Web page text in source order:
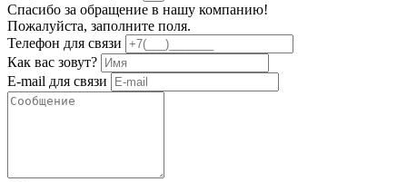
Спасибо за обращение в нашу компанию!
Пожалуйста, заполните поля.
Телефон для связи
Как вас зовут?
E-mail для связи